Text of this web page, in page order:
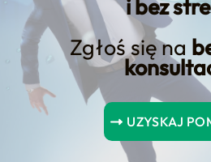
i bez
Zgłoś się na
UZYSKAJ
wyznaczone
Spis Treści
Wnioski kluczowe
Przegląd zabezpieczenia